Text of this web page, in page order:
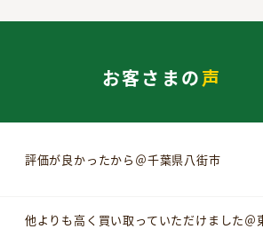
お客さまの声
評価が良かったから＠千葉県八街市
他よりも高く買い取っていただけました＠